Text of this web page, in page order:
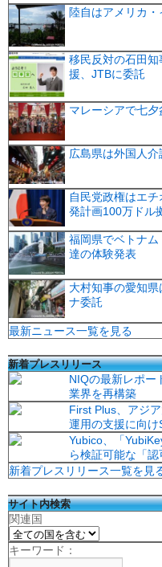
陸自はアメリカ
移民反対の石田
援、JTBに委託
マレーシアで七
広島県は外国人
自民党政権はエ
発計画100万ドル
福岡県でベトナ
達の体験発表
大村知事の愛知
ナ委託
最新ニュース一覧を見る
新着プレスリリース
NIQの最新レポー
業界を再構築
First Plus、アジ
運用の支援に向
Yubico、「
ら検証可能な「
新着プレスリリース一覧を見
サイト内検索
関連国
キーワード：